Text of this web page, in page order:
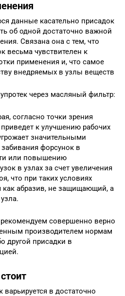
данные касательно присадок
об одной достаточно важной
Связана она с тем, что
весьма чувствителен к
применения и, что самое
внедряемых в узлы веществ
через масляный фильтр:
согласно точки зрения
к улучшению рабочих
значительными
форсунок в
или повышению
в узлах за счет увеличения
что при таких условиях
как абразив, не защищающий, а
совершенно верно
производителем нормам
другой присадки в
варьируется в достаточно